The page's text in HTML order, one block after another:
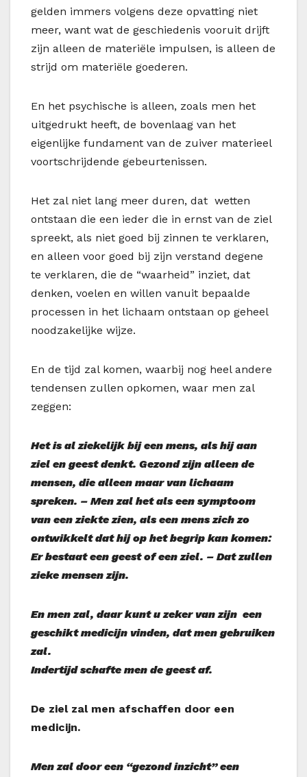
gelden immers volgens deze opvatting niet
meer, want wat de geschiedenis vooruit drijft
zijn alleen de materiële impulsen, is alleen de
strijd om materiële goederen.
En het psychische is alleen, zoals men het
uitgedrukt heeft, de bovenlaag van het
eigenlijke fundament van de zuiver materieel
voortschrijdende gebeurtenissen.
Het zal niet lang meer duren, dat wetten
ontstaan die een ieder die in ernst van de ziel
spreekt, als niet goed bij zinnen te verklaren,
en alleen voor goed bij zijn verstand degene
te verklaren, die de “waarheid” inziet, dat
denken, voelen en willen vanuit bepaalde
processen in het lichaam ontstaan op geheel
noodzakelijke wijze.
En de tijd zal komen, waarbij nog heel andere
tendensen zullen opkomen, waar men zal
zeggen:
Het is al ziekelijk bij een mens, als hij aan
ziel en geest denkt. Gezond zijn alleen de
mensen, die alleen maar van lichaam
spreken. – Men zal het als een symptoom
van een ziekte zien, als een mens zich zo
ontwikkelt dat hij op het begrip kan komen:
Er bestaat een geest of een ziel. – Dat zullen
zieke mensen zijn.
En men zal, daar kunt u zeker van zijn een
geschikt medicijn vinden, dat men gebruiken
zal.
Indertijd schafte men de geest af.
De ziel zal men afschaffen door een
medicijn.
Men zal door een “gezond inzicht” een